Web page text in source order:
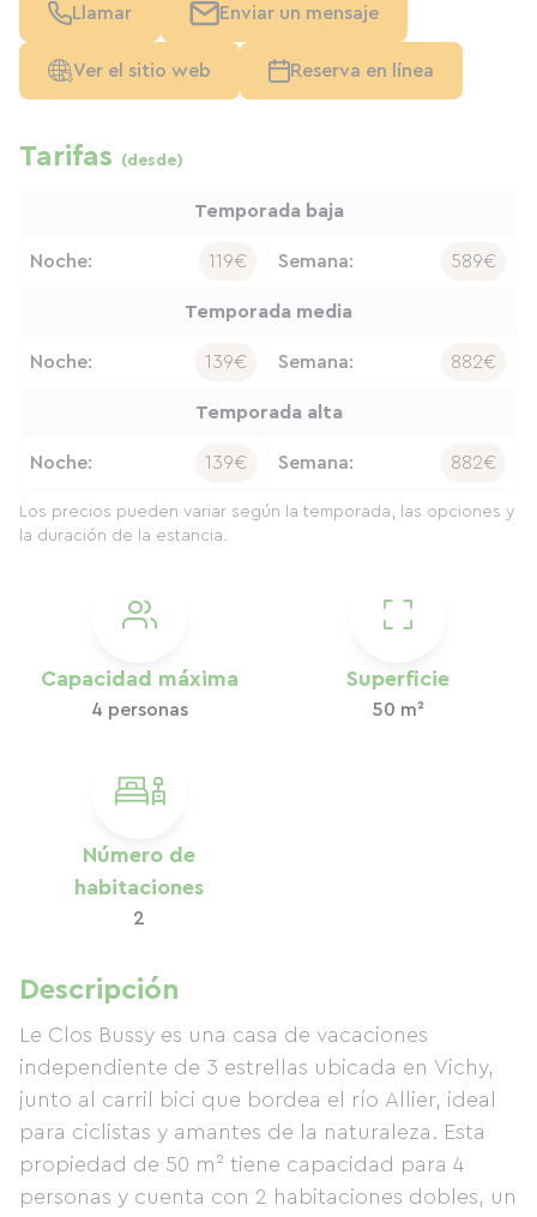
Capacidad máxima
4 personas
Superficie
50 m²
Número de
habitaciones
2
Descripción
Le Clos Bussy es una casa de vacaciones
independiente de 3 estrellas ubicada en Vichy,
junto al carril bici que bordea el río Allier, ideal
para ciclistas y amantes de la naturaleza. Esta
propiedad de 50 m² tiene capacidad para 4
personas y cuenta con 2 habitaciones dobles, un
Llamar Enviar un mensaje
Ver el sitio web Reserva en línea
Tarifas (desde)
Temporada baja
Noche: 119€ Semana: 589€
Temporada media
Noche: 139€ Semana: 882€
Temporada alta
Noche: 139€ Semana: 882€
Los precios pueden variar según la temporada, las opciones y
la duración de la estancia.